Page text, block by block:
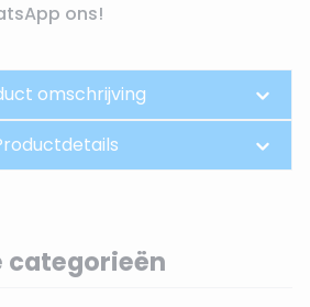
ons!
omschrijving
categorieën